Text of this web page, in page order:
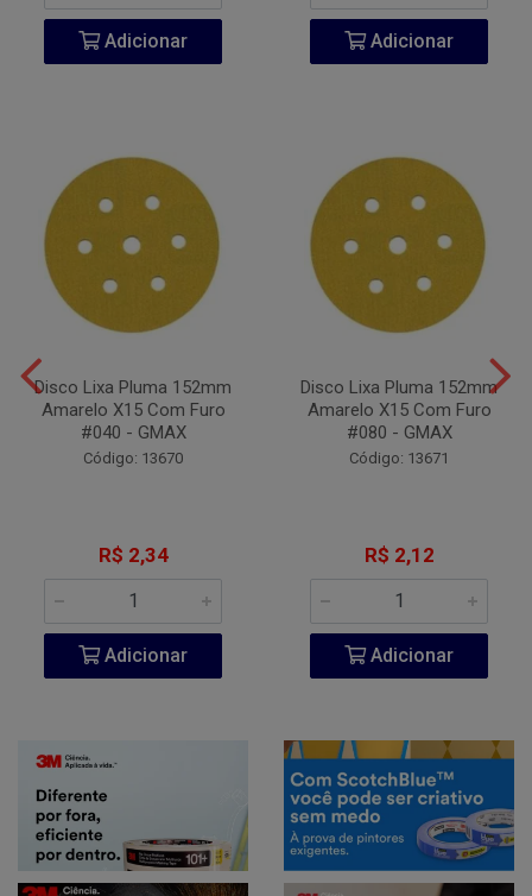
Adicionar Adicionar
Disco Lixa Pluma 152mm
Amarelo X15 Com Furo
#040 - GMAX
Código: 13670
R$ 2,34
Adicionar
Disco Lixa Pluma 152mm
Amarelo X15 Com Furo
#080 - GMAX
Código: 13671
R$ 2,12
Adicionar